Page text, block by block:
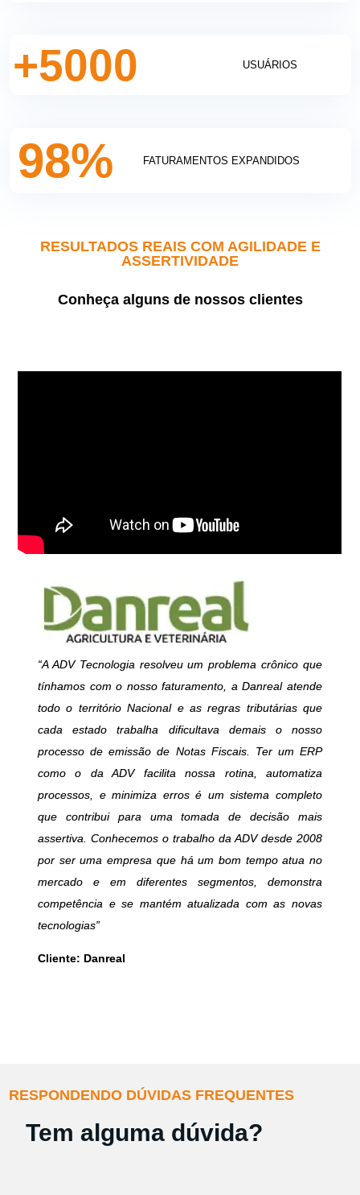
5000 USUÁRIOS
98% FATURAMENTOS EXPANDIDOS
RESULTADOS REAIS COM AGILIDADE E
ASSERTIVIDADE
Conheça alguns de nossos clientes
“A ADV Tecnologia resolveu um problema crônico que
tínhamos com o nosso faturamento, a Danreal atende
todo o território Nacional e as regras tributárias que
cada estado trabalha dificultava demais o nosso
processo de emissão de Notas Fiscais. Ter um ERP
como o da ADV facilita nossa rotina, automatiza
processos, e minimiza erros é um sistema completo
que contribui para uma tomada de decisão mais
assertiva. Conhecemos o trabalho da ADV desde 2008
por ser uma empresa que há um bom tempo atua no
mercado e em diferentes segmentos, demonstra
competência e se mantém atualizada com as novas
tecnologias”
Cliente: Danreal
RESPONDENDO DÚVIDAS FREQUENTES
Tem alguma dúvida?